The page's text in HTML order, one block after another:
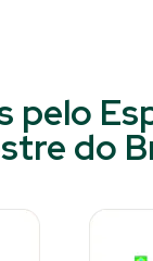
pelo
do